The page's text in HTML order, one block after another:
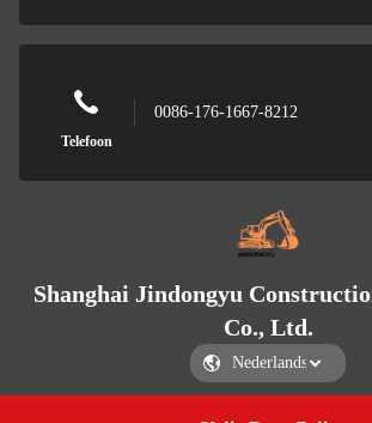
Telefoon
0086-176-1667-8212
Shanghai Jindongyu
Co., Ltd.